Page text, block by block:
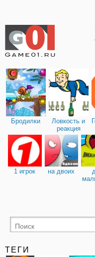
Бродилки
Ловкость и
реакция
1 игрок на двоих
ТЕГИ